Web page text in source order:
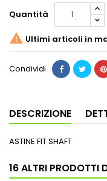
Quantità
 Ultimi articoli in
Condividi
DESCRIZIONE
ASTINE FIT SHAFT
16 ALTRI PRODOTTI